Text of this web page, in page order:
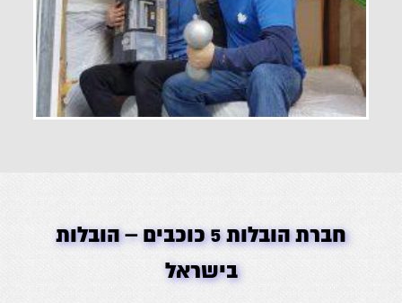
חברת הובלות 5 כוכבים – הובלות
בישראל